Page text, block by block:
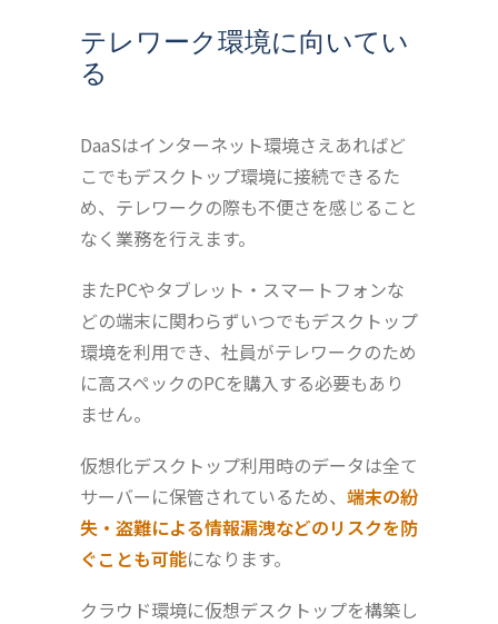
テレワーク環境に向いてい
る
DaaSはインターネット環境さえあればど
こでもデスクトップ環境に接続できるた
め、テレワークの際も不便さを感じること
なく業務を行えます。
またPCやタブレット・スマートフォンな
どの端末に関わらずいつでもデスクトップ
環境を利用でき、社員がテレワークのため
に高スペックのPCを購入する必要もあり
ません。
仮想化デスクトップ利用時のデータは全て
サーバーに保管されているため、 端末の紛
失・盗難による情報漏洩などのリスクを防
ぐことも可能になります。
クラウド環境に仮想デスクトップを構築し